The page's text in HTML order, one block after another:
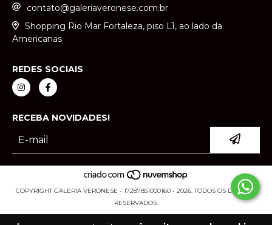
contato@galeriaveronese.com.br
Shopping Rio Mar Fortaleza, piso L1, ao lado da
Americanas
REDES SOCIAIS
RECEBA NOVIDADES!
COPYRIGHT GALERIA VERONESE - 17287851000160 - 2026. TODOS OS DIREITOS
RESERVADOS.